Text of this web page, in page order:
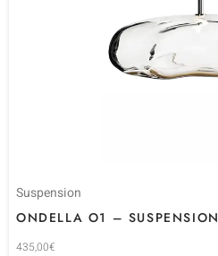
Suspension
ONDELLA O1 – SUSPENSION
435,00€